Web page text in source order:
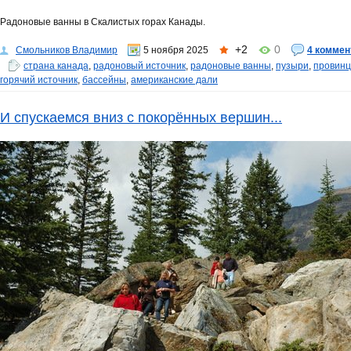
Радоновые ванны в Скалистых горах Канады.
Смольников Владимир 5 ноября 2025 +2 0
4
страна канада, радоновый источник, радоновые ванны, пузыри,
горячий источник, бассейны, американские дали
И спускаемся вниз с покорённых вершин...